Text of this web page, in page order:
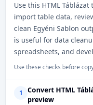
Use this HTML
import table data,
clean Egyéni Sablon
is useful for data
spreadsheets, and
Use these checks before
1
Convert HTML
preview